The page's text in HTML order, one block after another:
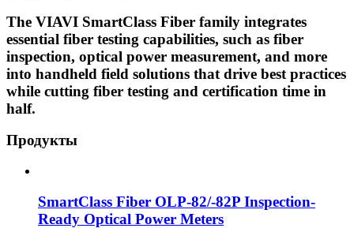
The VIAVI SmartClass Fiber family integrates
essential fiber testing capabilities, such as fiber
inspection, optical power measurement, and more
into handheld field solutions that drive best practices
while cutting fiber testing and certification time in
half.
Продукты
SmartClass Fiber OLP-82/-82P Inspection-
Ready Optical Power Meters